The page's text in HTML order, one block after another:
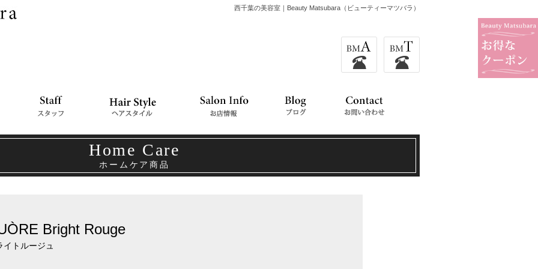
西千葉の美容室｜Beauty Matsubara（ビューティーマツバラ）
Home Care
ホームケア商品
Bright Rouge
イトルージュ